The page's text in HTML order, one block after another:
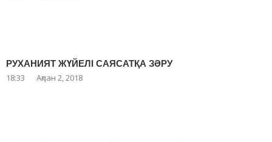
РУХАНИЯТ ЖҮЙЕЛІ САЯСАТҚА ЗӘРУ
18:33 Ақпан 2, 2018